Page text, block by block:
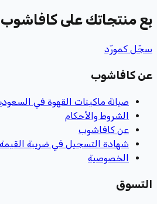
بِع منتجاتك على كافاشوب
سجّل كمورّد
عن كافاشوب
صيانة ماكينات القهوة في
الشروط والأحكام
عن كافاشوب
شهادة التسجيل في ضريبة
الخصوصية
التسوق